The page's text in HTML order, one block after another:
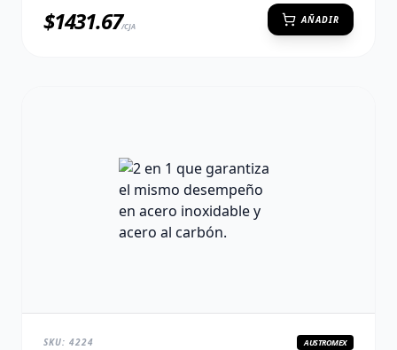
$1431.67/CJA
AÑADIR
SKU: 4224 AUSTROMEX